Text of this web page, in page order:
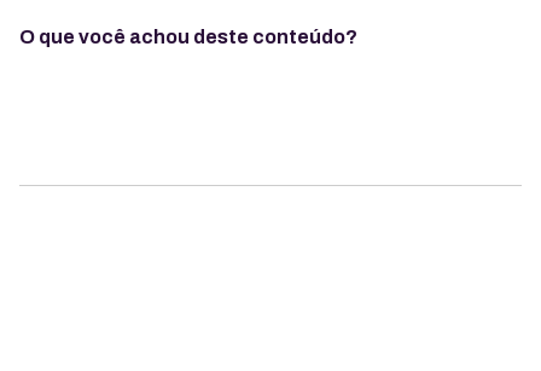
O que você achou deste conteúdo?